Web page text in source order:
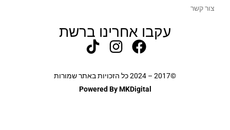
צור קשר
עקבו אחרינו ברשת
©2017 – 2024 כל הזכויות באתר שמורות
Powered By MKDigital